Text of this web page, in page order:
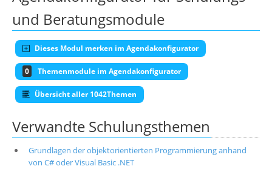
und Beratungsmodule
Dieses Modul merken im Agendakonfigurator
0 Themenmodule im Agendakonfigurator
Übersicht aller 1042Themen
Verwandte Schulungsthemen
Grundlagen der objektorientierten Programmierung anhand
von C# oder Visual Basic .NET